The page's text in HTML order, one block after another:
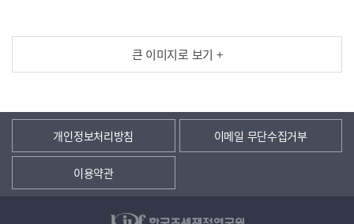
큰 이미지로 보기 +
개인정보처리방침 이메일 무단수집거부
이용약관